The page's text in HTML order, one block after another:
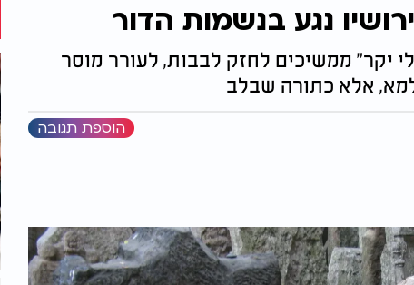
נגע בנשמות הדור
יקר" ממשיכים לחזק לבבות, לעורר מוסר
אלא כתורה שבלב
הוספת תגובה